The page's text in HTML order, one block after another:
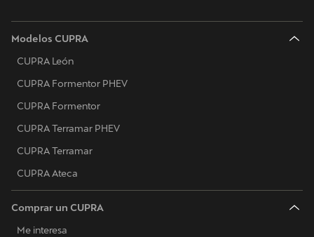
Modelos CUPRA
CUPRA León
CUPRA Formentor PHEV
CUPRA Formentor
CUPRA Terramar PHEV
CUPRA Terramar
CUPRA Ateca
Comprar un CUPRA
Me interesa